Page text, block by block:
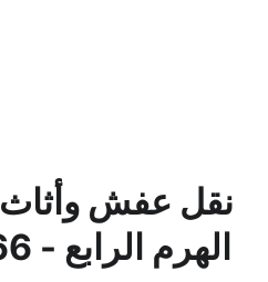
نقل عفش
الهرم الرابع - 0537017666